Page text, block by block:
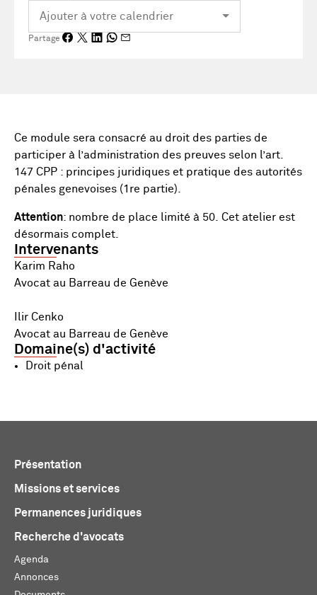
Partage
Ce module sera consacré au droit des parties de
participer à l’administration des preuves selon l’art.
147 CPP : principes juridiques et pratique des autorités
pénales genevoises (1re partie).
Attention: nombre de place limité à 50. Cet atelier est
désormais complet.
Intervenants
Karim Raho
Avocat au Barreau de Genève
Ilir Cenko
Avocat au Barreau de Genève
Domaine(s) d'activité
Droit pénal
Présentation
Missions et services
Permanences juridiques
Recherche d'avocats
Agenda
Annonces